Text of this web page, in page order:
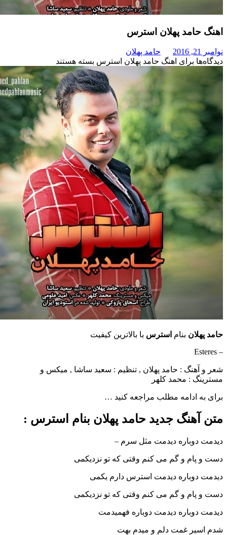
پهلان استرس
حامد پهلان
برای اهنگ حامد پهلان استرسبسته هستند
بناماسترسبا بالاترین کیفیت
: حامد پهلان , تنظیم : سعید ساشا , میکس و
: محمد کلهر
ادامه مطلب مراجعه کنید …
جدید حامد پهلان بنام استرس :
دیدمت مثل سرم –
و گم می کنم وقتی که تو نزدیکمی
دیدمت استرس دارم یکمی
و گم می کنم وقتی که تو نزدیکمی
دیدمت دوباره فهمیدمت
غمت دلم و میدم بهت